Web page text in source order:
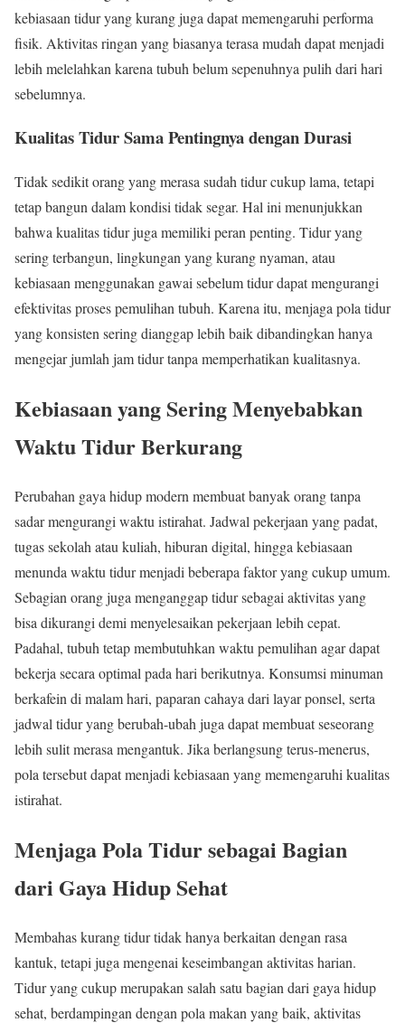
kebiasaan tidur yang kurang juga dapat memengaruhi performa
fisik. Aktivitas ringan yang biasanya terasa mudah dapat menjadi
lebih melelahkan karena tubuh belum sepenuhnya pulih dari hari
sebelumnya.
Kualitas Tidur Sama Pentingnya dengan Durasi
Tidak sedikit orang yang merasa sudah tidur cukup lama, tetapi
tetap bangun dalam kondisi tidak segar. Hal ini menunjukkan
bahwa kualitas tidur juga memiliki peran penting. Tidur yang
sering terbangun, lingkungan yang kurang nyaman, atau
kebiasaan menggunakan gawai sebelum tidur dapat mengurangi
efektivitas proses pemulihan tubuh. Karena itu, menjaga pola tidur
yang konsisten sering dianggap lebih baik dibandingkan hanya
mengejar jumlah jam tidur tanpa memperhatikan kualitasnya.
Kebiasaan yang Sering Menyebabkan
Waktu Tidur Berkurang
Perubahan gaya hidup modern membuat banyak orang tanpa
sadar mengurangi waktu istirahat. Jadwal pekerjaan yang padat,
tugas sekolah atau kuliah, hiburan digital, hingga kebiasaan
menunda waktu tidur menjadi beberapa faktor yang cukup umum.
Sebagian orang juga menganggap tidur sebagai aktivitas yang
bisa dikurangi demi menyelesaikan pekerjaan lebih cepat.
Padahal, tubuh tetap membutuhkan waktu pemulihan agar dapat
bekerja secara optimal pada hari berikutnya. Konsumsi minuman
berkafein di malam hari, paparan cahaya dari layar ponsel, serta
jadwal tidur yang berubah-ubah juga dapat membuat seseorang
lebih sulit merasa mengantuk. Jika berlangsung terus-menerus,
pola tersebut dapat menjadi kebiasaan yang memengaruhi kualitas
istirahat.
Menjaga Pola Tidur sebagai Bagian
dari Gaya Hidup Sehat
Membahas kurang tidur tidak hanya berkaitan dengan rasa
kantuk, tetapi juga mengenai keseimbangan aktivitas harian.
Tidur yang cukup merupakan salah satu bagian dari gaya hidup
sehat, berdampingan dengan pola makan yang baik, aktivitas